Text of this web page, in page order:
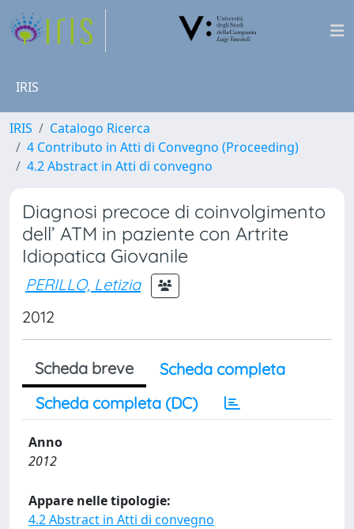
IRIS
IRIS
Catalogo Ricerca
4 Contributo in Atti di Convegno (Proceeding)
4.2 Abstract in Atti di convegno
Diagnosi precoce di coinvolgimento
dell’ ATM in paziente con Artrite
Idiopatica Giovanile
PERILLO, Letizia
2012
Scheda breve
Scheda completa
Scheda completa (DC)
Anno
2012
Appare nelle tipologie:
4.2 Abstract in Atti di convegno